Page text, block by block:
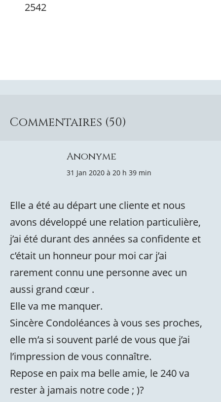
2542
Commentaires (50)
Anonyme
31 Jan 2020 à 20 h 39 min
Elle a été au départ une cliente et nous
avons développé une relation particulière,
j’ai été durant des années sa confidente et
c’était un honneur pour moi car j’ai
rarement connu une personne avec un
aussi grand cœur .
Elle va me manquer.
Sincère Condoléances à vous ses proches,
elle m’a si souvent parlé de vous que j’ai
l’impression de vous connaître.
Repose en paix ma belle amie, le 240 va
rester à jamais notre code ; )?